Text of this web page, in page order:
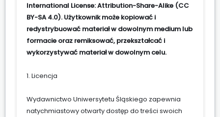
International License: Attribution-Share-Alike (CC
BY-SA 4.0). Użytkownik może kopiować i
redystrybuować materiał w dowolnym medium lub
formacie oraz remiksować, przekształcać i
wykorzystywać materiał w dowolnym celu.
1. Licencja
Wydawnictwo Uniwersytetu Śląskiego zapewnia
natychmiastowy otwarty dostęp do treści swoich